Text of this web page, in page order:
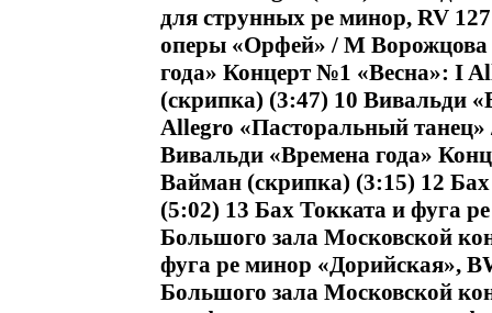
для струнных ре минор, RV
оперы «Орфей» / М Ворожцова
года» Концерт №1 «Весна»: I
(скрипка) (3:47) 10 Вивальди
Allegro «Пасторальный
Вивальди «Времена года»
Вайман (скрипка) (3:15) 12
(5:02) 13 Бах Токката и фуга
Большого зала Московской
фуга ре минор «Дорийская»,
Большого зала Московской